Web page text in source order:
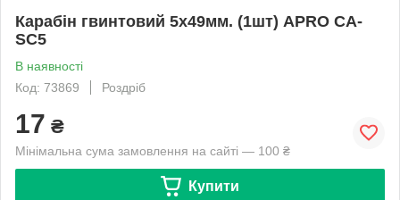
Карабін гвинтовий 5х49мм. (1шт) APRO CA-
SC5
В наявності
Код: 73869
Роздріб
17 ₴
Мінімальна сума замовлення на сайті — 100 ₴
Купити